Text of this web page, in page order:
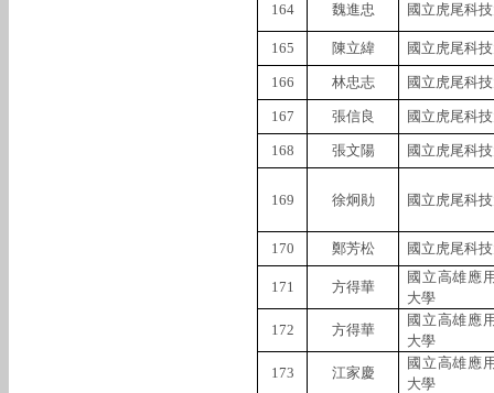
164 魏進忠 國立虎尾科
165 陳立緯 國立虎尾科
166 林忠志 國立虎尾科
167 張信良 國立虎尾科
168 張文陽 國立虎尾科
169 徐炯勛 國立虎尾科
170 鄭芳松 國立虎尾科
171 方得華
國立高雄應
大學
172
方得華
國立高雄應
大學
173
江家慶
國立高雄應
大學